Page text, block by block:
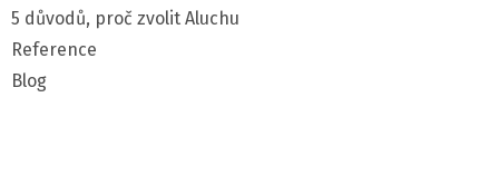
5 důvodů, proč zvolit Aluchu
Reference
Blog